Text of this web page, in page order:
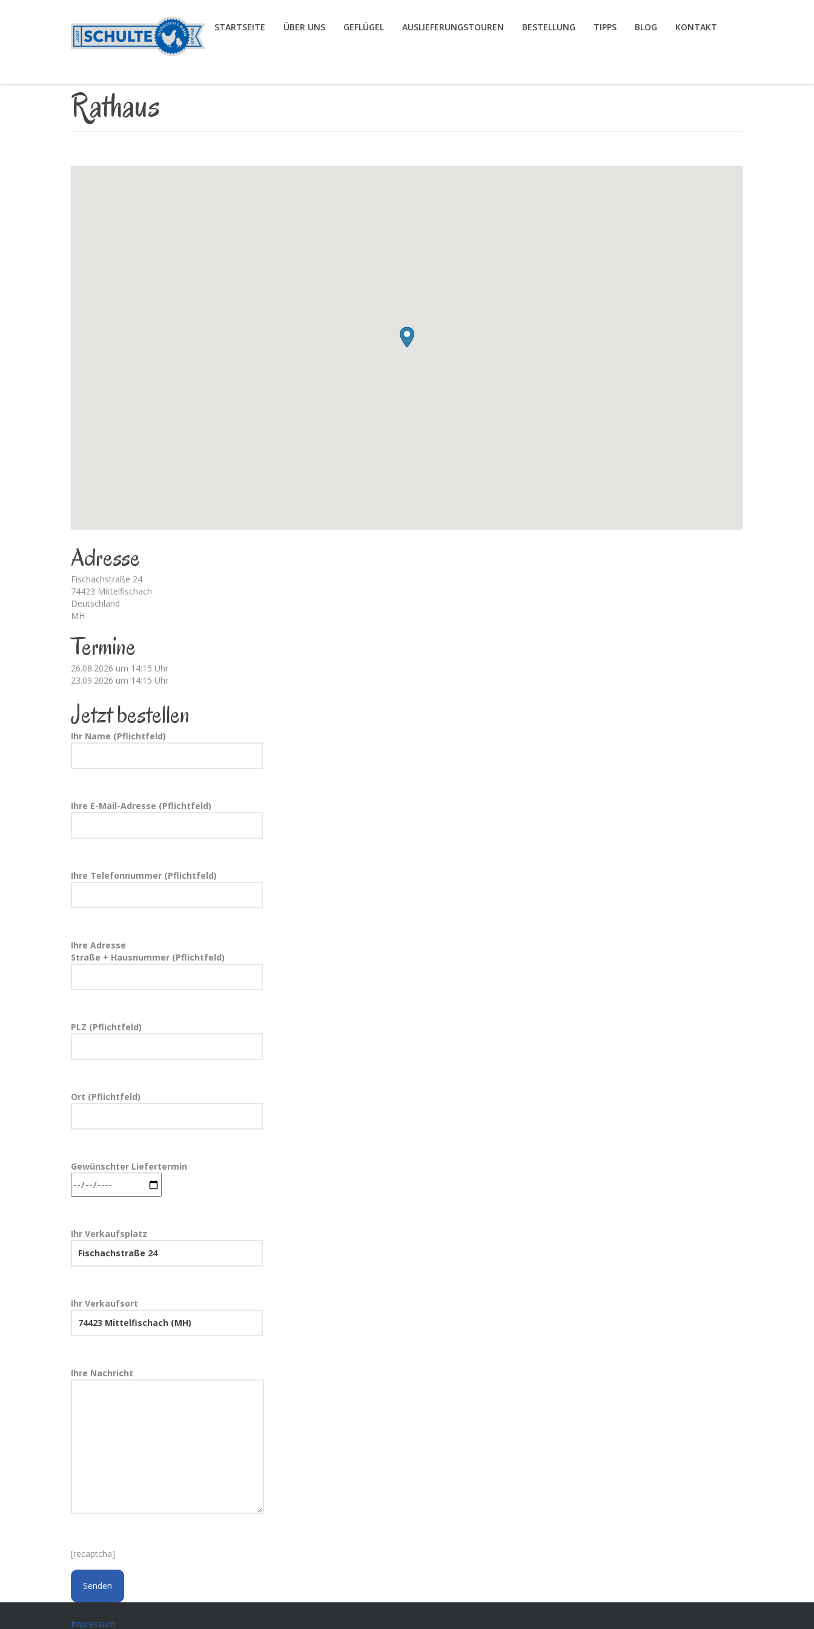
STARTSEITE ÜBER UNS GEFLÜGEL AUSLIEFERUNGSTOUREN BESTELLUNG TIPPS BLOG KONTAKT
Rathaus
Adresse
Fischachstraße 24
74423 Mittelfischach
Deutschland
MH
Termine
26.08.2026 um 14:15 Uhr
23.09.2026 um 14:15 Uhr
Jetzt bestellen
Ihr Name (Pflichtfeld)
Ihre E-Mail-Adresse (Pflichtfeld)
Ihre Telefonnummer (Pflichtfeld)
Ihre Adresse
Straße + Hausnummer (Pflichtfeld)
PLZ (Pflichtfeld)
Ort (Pflichtfeld)
Gewünschter Liefertermin
Ihr Verkaufsplatz
Ihr Verkaufsort
Ihre Nachricht
[recaptcha]
Impressum